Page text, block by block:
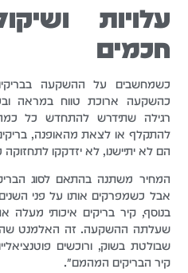
עלויות
חכמים
כשמחשבים על ההשקעה
כהשקעה ארוכת טווח במראה
רגילה שתידרש להתחדש כל
להתקלף או לצאת מהאופנה,
הם לא יתיישנו, לא יזדקקו לתחזוקה
המחיר משתנה בהתאם לסוג
אבל כשמפרקים אותו על פני
בנוסף, קיר בריקים איכותי
שעלתה ההשקעה. זה האלמנט
שבולטת בשוק, ורוכשים
קיר הבריקים המהמם".